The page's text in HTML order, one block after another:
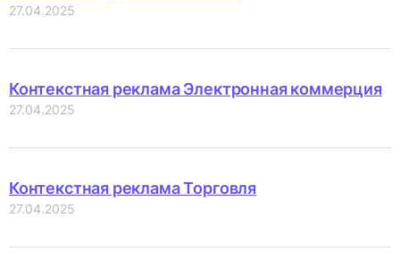
27.04.2025
Контекстная реклама Электронная коммерция
27.04.2025
Контекстная реклама Торговля
27.04.2025